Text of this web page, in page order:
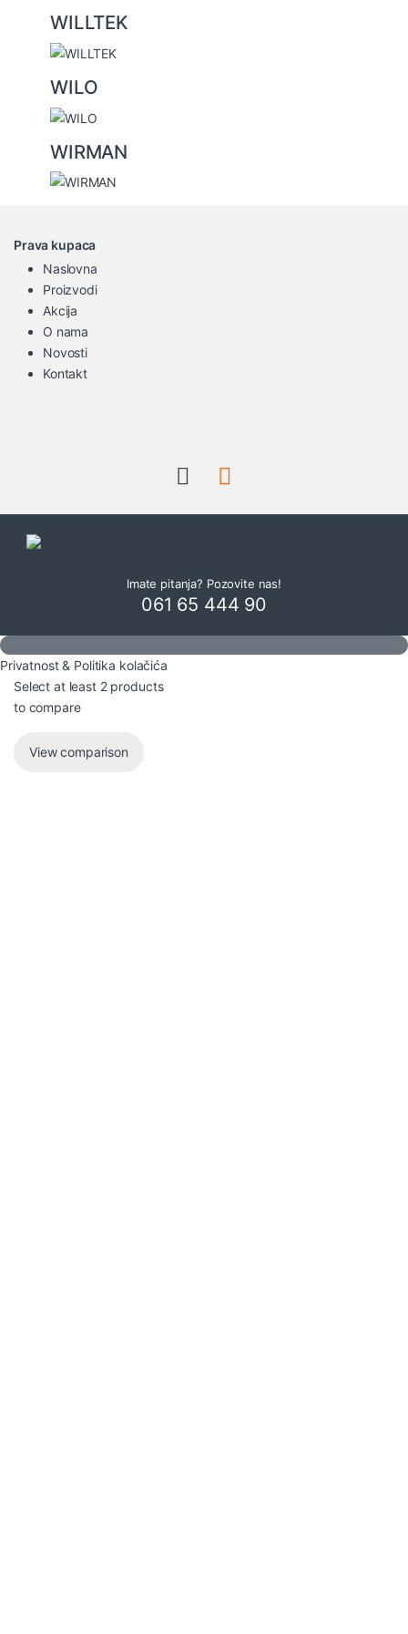
WILLTEK
WILO
WIRMAN
Prava kupaca
Naslovna
Proizvodi
Akcija
O nama
Novosti
Kontakt
Imate pitanja? Pozovite nas!
061 65 444 90
Privatnost & Politika kolačića
Select at least 2 products
to compare
View comparison